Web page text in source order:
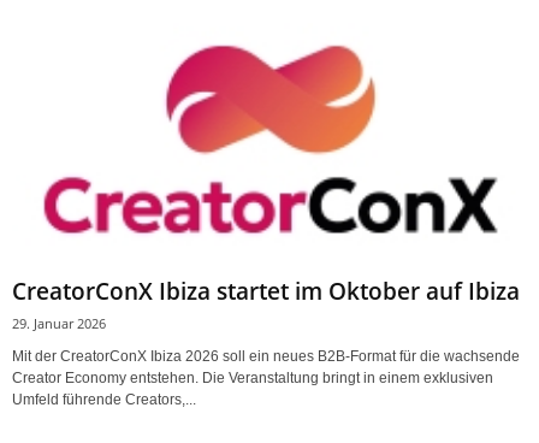
CreatorConX Ibiza startet im Oktober auf Ibiza
29. Januar 2026
Mit der CreatorConX Ibiza 2026 soll ein neues B2B-Format für die wachsende
Creator Economy entstehen. Die Veranstaltung bringt in einem exklusiven
Umfeld führende Creators,...